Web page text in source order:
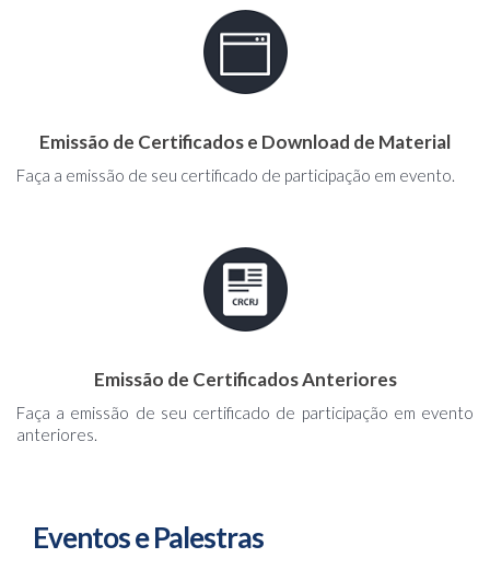
Emissão de Certificados e Download de Material
Faça a emissão de seu certificado de participação em evento.
Emissão de Certificados Anteriores
Faça a emissão de seu certificado de participação em evento
anteriores.
Eventos e Palestras